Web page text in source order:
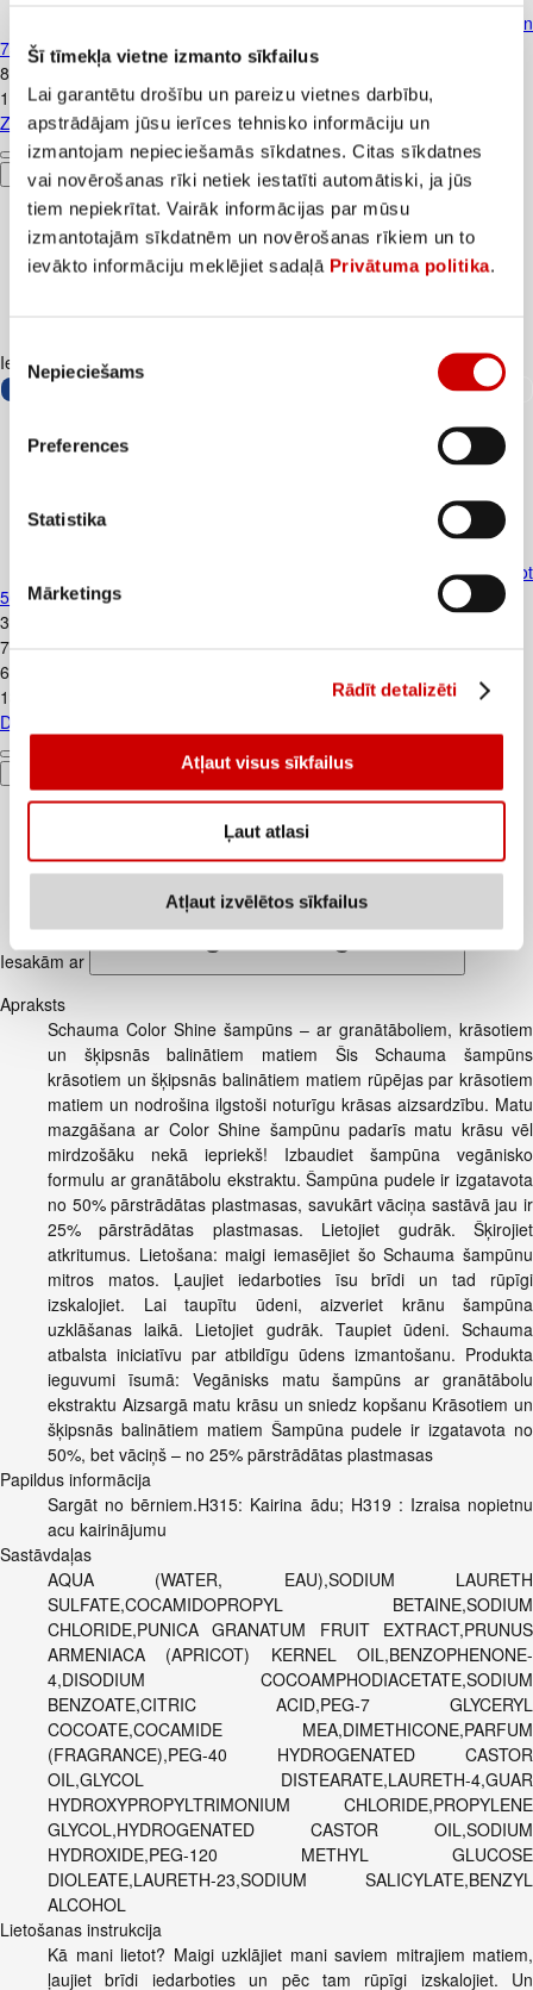
Šī tīmekļa vietne izmanto sīkfailus
Lai garantētu drošību un pareizu vietnes darbību,
apstrādājam jūsu ierīces tehnisko informāciju un
izmantojam nepieciešamās sīkdatnes. Citas sīkdatnes
vai novērošanas rīki netiek iestatīti automātiski, ja jūs
tiem nepiekrītat. Vairāk informācijas par mūsu
izmantotajām sīkdatnēm un novērošanas rīkiem un to
ievākto informāciju meklējiet sadaļā Privātuma politika.
izvēle
Nepieciešams
Preferences
Statistika
Mārketings
Rādīt detalizēti
Atļaut visus sīkfailus
Ļaut atlasi
Atļaut izvēlētos sīkfailus
Zobu pasta ELMEX Caries Protection
75ml
8
113,2€/l
Zobu pasta ELMEX Caries Protection 75ml
Pievienot
Iesakām ar
Dušas želeja NIVEA Care&Apricot
500ml
3
7,98€/l
6
13,58€/l
Dušas želeja NIVEA Care&Apricot 500ml
Iesakām ar
Apraksts
Schauma Color Shine šampūns – ar granātāboliem, krāsotiem
un šķipsnās balinātiem matiem Šis Schauma šampūns
krāsotiem un šķipsnās balinātiem matiem rūpējas par krāsotiem
matiem un nodrošina ilgstoši noturīgu krāsas aizsardzību. Matu
mazgāšana ar Color Shine šampūnu padarīs matu krāsu vēl
mirdzošāku nekā iepriekš! Izbaudiet šampūna vegānisko
formulu ar granātābolu ekstraktu. Šampūna pudele ir izgatavota
no 50% pārstrādātas plastmasas, savukārt vāciņa sastāvā jau ir
25% pārstrādātas plastmasas. Lietojiet gudrāk. Šķirojiet
atkritumus. Lietošana: maigi iemasējiet šo Schauma šampūnu
mitros matos. Ļaujiet iedarboties īsu brīdi un tad rūpīgi
izskalojiet. Lai taupītu ūdeni, aizveriet krānu šampūna
uzklāšanas laikā. Lietojiet gudrāk. Taupiet ūdeni. Schauma
atbalsta iniciatīvu par atbildīgu ūdens izmantošanu. Produkta
ieguvumi īsumā: Vegānisks matu šampūns ar granātābolu
ekstraktu Aizsargā matu krāsu un sniedz kopšanu Krāsotiem un
šķipsnās balinātiem matiem Šampūna pudele ir izgatavota no
50%, bet vāciņš – no 25% pārstrādātas plastmasas
Papildus informācija
Sargāt no bērniem.H315: Kairina ādu; H319 : Izraisa nopietnu
acu kairinājumu
Sastāvdaļas
AQUA (WATER, EAU),SODIUM LAURETH
SULFATE,COCAMIDOPROPYL BETAINE,SODIUM
CHLORIDE,PUNICA GRANATUM FRUIT EXTRACT,PRUNUS
ARMENIACA (APRICOT) KERNEL OIL,BENZOPHENONE-
4,DISODIUM COCOAMPHODIACETATE,SODIUM
BENZOATE,CITRIC ACID,PEG-7 GLYCERYL
COCOATE,COCAMIDE MEA,DIMETHICONE,PARFUM
(FRAGRANCE),PEG-40 HYDROGENATED CASTOR
OIL,GLYCOL DISTEARATE,LAURETH-4,GUAR
HYDROXYPROPYLTRIMONIUM CHLORIDE,PROPYLENE
GLYCOL,HYDROGENATED CASTOR OIL,SODIUM
HYDROXIDE,PEG-120 METHYL GLUCOSE
DIOLEATE,LAURETH-23,SODIUM SALICYLATE,BENZYL
ALCOHOL
Lietošanas instrukcija
Kā mani lietot? Maigi uzklājiet mani saviem mitrajiem matiem,
ļaujiet brīdi iedarboties un pēc tam rūpīgi izskalojiet. Un